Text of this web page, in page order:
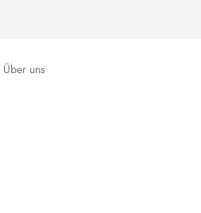
Über uns